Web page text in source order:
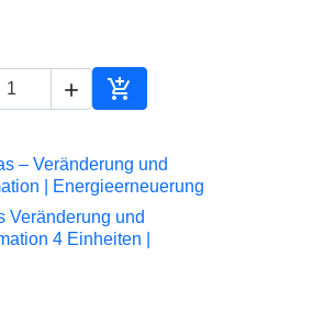
 
In den Warenkorb
 Vorschau
Veränderung und
4 Einheiten |